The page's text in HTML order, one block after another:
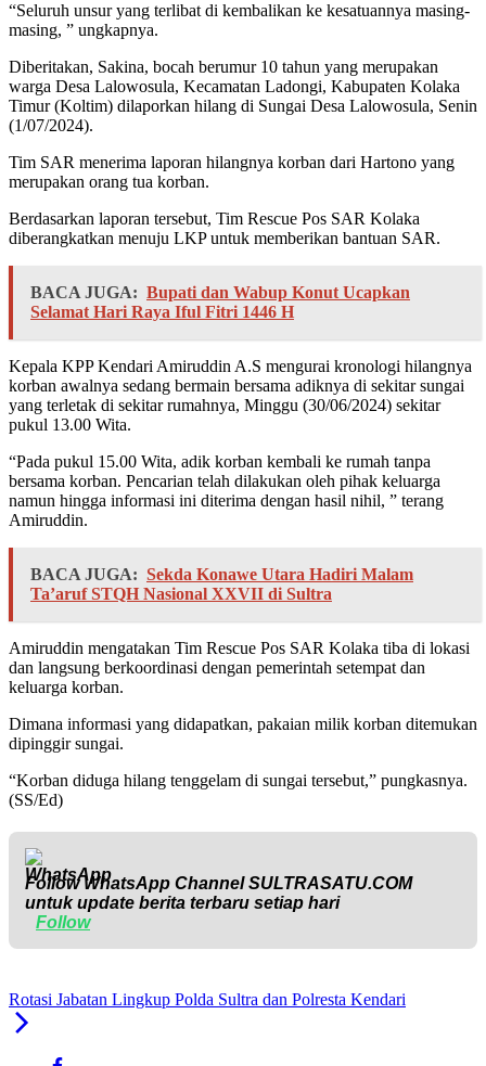
“Seluruh unsur yang terlibat di kembalikan ke kesatuannya masing-
masing, ” ungkapnya.
Diberitakan, Sakina, bocah berumur 10 tahun yang merupakan
warga Desa Lalowosula, Kecamatan Ladongi, Kabupaten Kolaka
Timur (Koltim) dilaporkan hilang di Sungai Desa Lalowosula, Senin
(1/07/2024).
Tim SAR menerima laporan hilangnya korban dari Hartono yang
merupakan orang tua korban.
Berdasarkan laporan tersebut, Tim Rescue Pos SAR Kolaka
diberangkatkan menuju LKP untuk memberikan bantuan SAR.
BACA JUGA: Bupati dan Wabup Konut Ucapkan
Selamat Hari Raya Iful Fitri 1446 H
Kepala KPP Kendari Amiruddin A.S mengurai kronologi hilangnya
korban awalnya sedang bermain bersama adiknya di sekitar sungai
yang terletak di sekitar rumahnya, Minggu (30/06/2024) sekitar
pukul 13.00 Wita.
“Pada pukul 15.00 Wita, adik korban kembali ke rumah tanpa
bersama korban. Pencarian telah dilakukan oleh pihak keluarga
namun hingga informasi ini diterima dengan hasil nihil, ” terang
Amiruddin.
BACA JUGA: Sekda Konawe Utara Hadiri Malam
Ta’aruf STQH Nasional XXVII di Sultra
Amiruddin mengatakan Tim Rescue Pos SAR Kolaka tiba di lokasi
dan langsung berkoordinasi dengan pemerintah setempat dan
keluarga korban.
Dimana informasi yang didapatkan, pakaian milik korban ditemukan
dipinggir sungai.
“Korban diduga hilang tenggelam di sungai tersebut,” pungkasnya.
(SS/Ed)
Follow WhatsApp ChannelSULTRASATU.COM
untuk update berita terbaru setiap hari
Follow
Rotasi Jabatan Lingkup Polda Sultra dan Polresta Kendari